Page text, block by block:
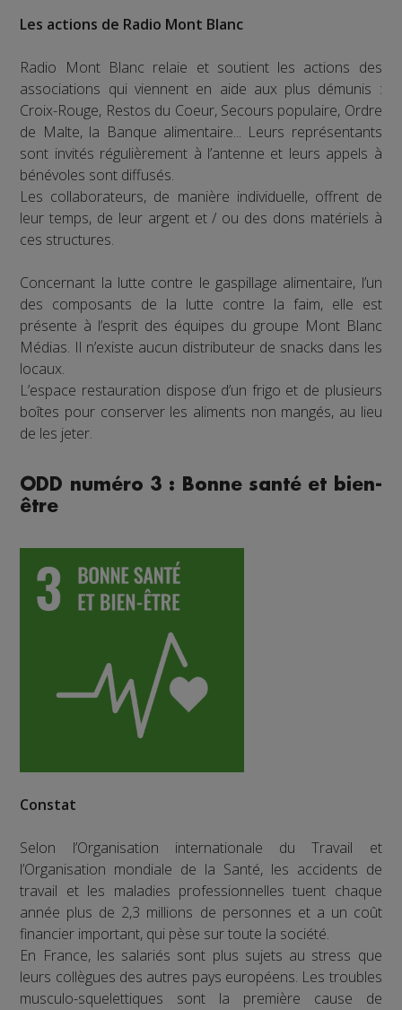
Les actions de Radio Mont Blanc
Radio Mont Blanc relaie et soutient les actions des
associations qui viennent en aide aux plus démunis :
Croix-Rouge, Restos du Coeur, Secours populaire, Ordre
de Malte, la Banque alimentaire... Leurs représentants
sont invités régulièrement à l’antenne et leurs appels à
bénévoles sont diffusés.
Les collaborateurs, de manière individuelle, offrent de
leur temps, de leur argent et / ou des dons matériels à
ces structures.
Concernant la lutte contre le gaspillage alimentaire, l’un
des composants de la lutte contre la faim, elle est
présente à l’esprit des équipes du groupe Mont Blanc
Médias. Il n’existe aucun distributeur de snacks dans les
locaux.
L’espace restauration dispose d’un frigo et de plusieurs
boîtes pour conserver les aliments non mangés, au lieu
de les jeter.
ODD numéro 3 : Bonne santé et bien-
être
Constat
Selon l’Organisation internationale du Travail et
l’Organisation mondiale de la Santé, les accidents de
travail et les maladies professionnelles tuent chaque
année plus de 2,3 millions de personnes et a un coût
financier important, qui pèse sur toute la société.
En France, les salariés sont plus sujets au stress que
leurs collègues des autres pays européens. Les troubles
musculo-squelettiques sont la première cause de